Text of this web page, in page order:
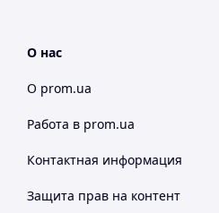
О нас
О prom.ua
Работа в prom.ua
Контактная информация
Защита прав на контент